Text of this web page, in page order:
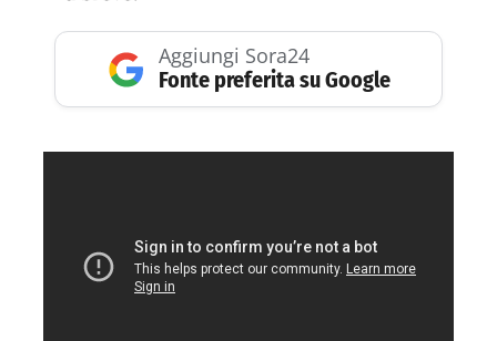
Aggiungi Sora24
Fonte preferita su Google